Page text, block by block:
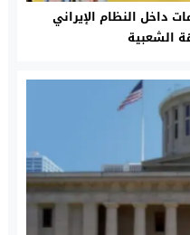
داخل النظام الإيراني
الشعبية